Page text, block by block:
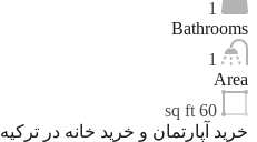
1
Bathrooms
1
Area
60
sq ft
خرید آپارتمان و خرید خانه در ترکیه